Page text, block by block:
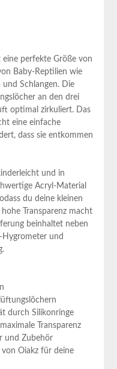
eine perfekte Größe ​von
Baby-Reptilien wie
und Schlangen. Die
⁤an den drei
optimal zirkuliert. Das
eine einfache
dass sie entkommen
und ​in
Acryl-Material
du deine kleinen
Transparenz macht
beinhaltet neben
und
durch Silikonringe
Transparenz
und Zubehör
von Oiakz für deine‍